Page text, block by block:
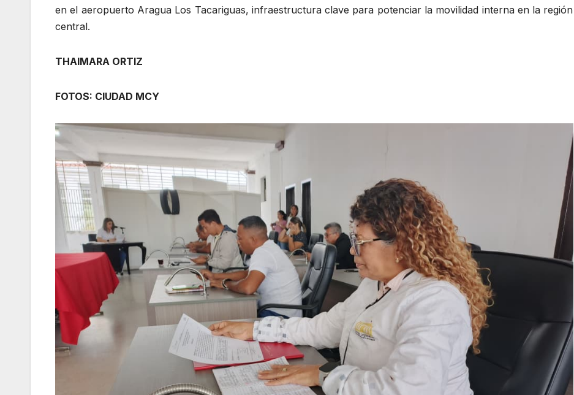
en el aeropuerto Aragua Los Tacariguas, infraestructura clave para potenciar la movilidad interna en la región
central.
THAIMARA ORTIZ
‎FOTOS: CIUDAD MCY